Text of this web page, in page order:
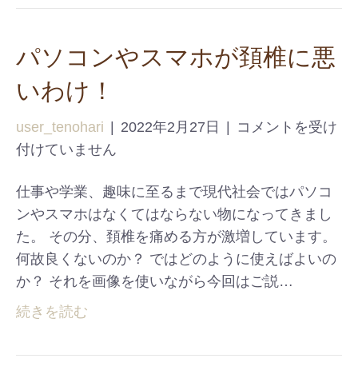
パソコンやスマホが頚椎に悪
いわけ！
user_tenohari 2022年2月27日
コメントを受け
付けていません
仕事や学業、趣味に至るまで現代社会ではパソコ
ンやスマホはなくてはならない物になってきまし
た。 その分、頚椎を痛める方が激増しています。
何故良くないのか？ ではどのように使えばよいの
か？ それを画像を使いながら今回はご説…
続きを読む